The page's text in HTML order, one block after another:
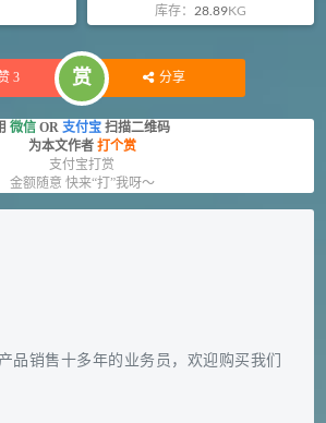
库存：28.89KG
3 赏 分享
微信 OR 支付宝 扫描二维码
为本文作者 打个赏
支付宝打赏
金额随意 快来“打”我呀～
品销售十多年的业务员，欢迎购买我们